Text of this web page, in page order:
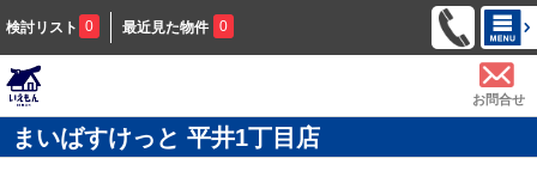
検討リスト 0 最近見た物件 0
お問合せ
まいばすけっと 平井1丁目店